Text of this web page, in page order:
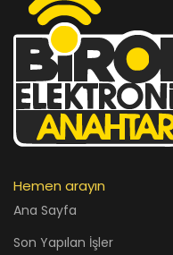
Hemen arayın
Ana Sayfa
Son Yapılan İşler